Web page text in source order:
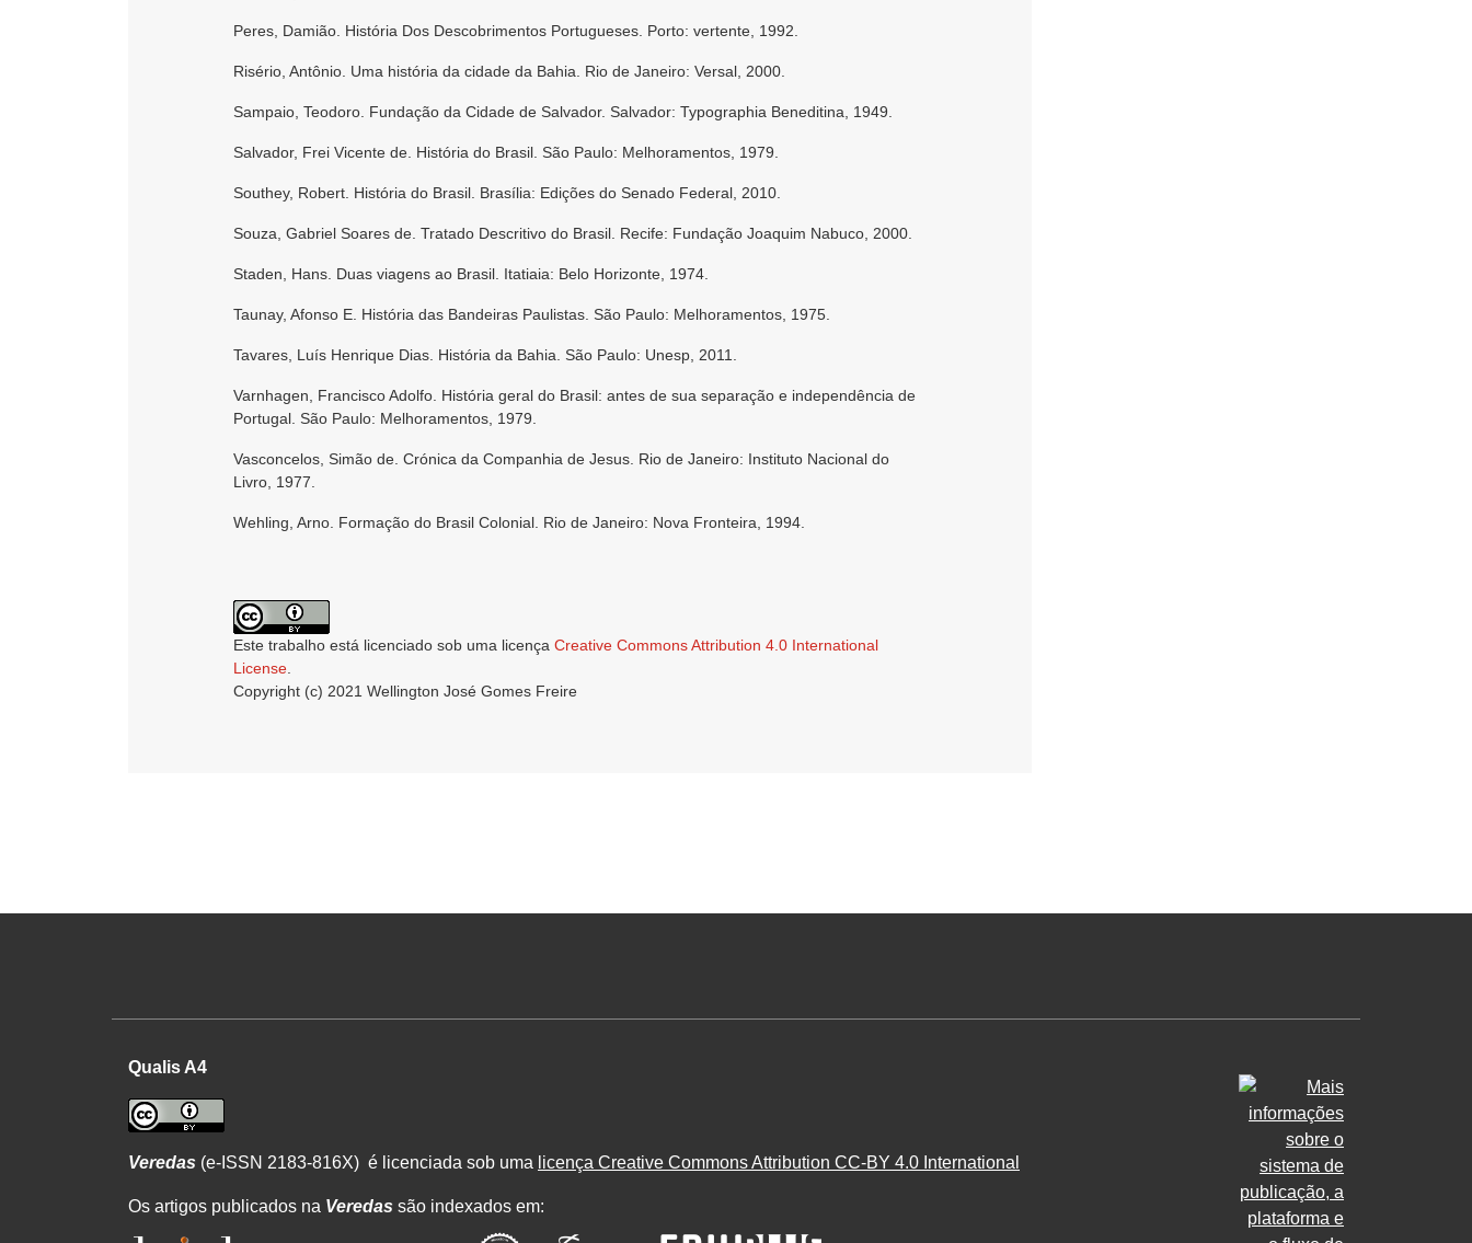
Peres, Damião. História Dos Descobrimentos Portugueses. Porto: vertente, 1992.
Risério, Antônio. Uma história da cidade da Bahia. Rio de Janeiro: Versal, 2000.
Sampaio, Teodoro. Fundação da Cidade de Salvador. Salvador: Typographia Beneditina, 1949.
Salvador, Frei Vicente de. História do Brasil. São Paulo: Melhoramentos, 1979.
Southey, Robert. História do Brasil. Brasília: Edições do Senado Federal, 2010.
Souza, Gabriel Soares de. Tratado Descritivo do Brasil. Recife: Fundação Joaquim Nabuco, 2000.
Staden, Hans. Duas viagens ao Brasil. Itatiaia: Belo Horizonte, 1974.
Taunay, Afonso E. História das Bandeiras Paulistas. São Paulo: Melhoramentos, 1975.
Tavares, Luís Henrique Dias. História da Bahia. São Paulo: Unesp, 2011.
Varnhagen, Francisco Adolfo. História geral do Brasil: antes de sua separação e independência de
Portugal. São Paulo: Melhoramentos, 1979.
Vasconcelos, Simão de. Crónica da Companhia de Jesus. Rio de Janeiro: Instituto Nacional do
Livro, 1977.
Wehling, Arno. Formação do Brasil Colonial. Rio de Janeiro: Nova Fronteira, 1994.
Este trabalho está licenciado sob uma licença Creative Commons Attribution 4.0 International
License
Copyright (c) 2021 Wellington José Gomes Freire
Qualis A4
Veredas (e-ISSN 2183-816X) é licenciada sob uma licença Creative Commons Attribution CC-BY 4.0 International
Os artigos publicados na Veredas são indexados em: